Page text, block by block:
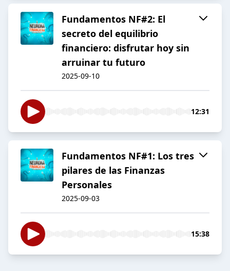
Fundamentos NF#2: El
secreto del equilibrio
financiero: disfrutar hoy sin
arruinar tu futuro
2025-09-10
12:31
Fundamentos NF#1: Los tres
pilares de las Finanzas
Personales
2025-09-03
15:38